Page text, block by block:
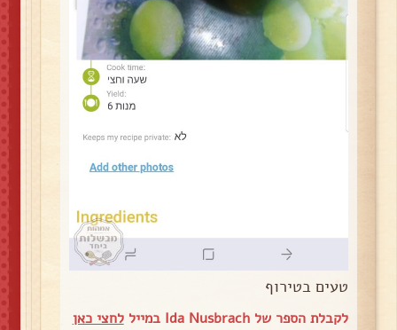
טעים בטירוף
לקבלת הספר של Ida Nusbrach במייל לחצי כאן